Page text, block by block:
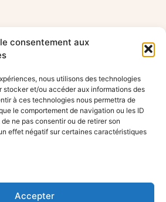
consentement aux
nous utilisons des technologies
stocker et/ou accéder aux informations des
à ces technologies nous permettra de
le comportement de navigation ou les ID
ne pas consentir ou de retirer son
effet négatif sur certaines caractéristiques
Accepter